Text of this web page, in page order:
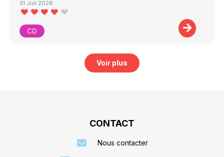
31 Juil 2026
CD
Voir plus
CONTACT
Nous contacter